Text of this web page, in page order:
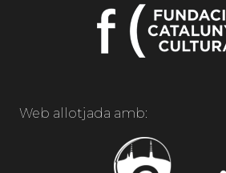
Web allotjada amb: